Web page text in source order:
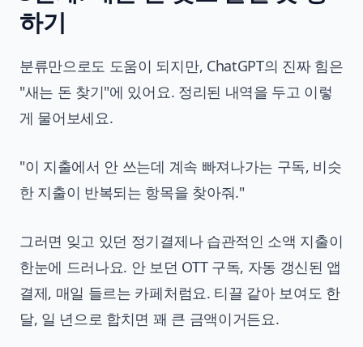
하기
분류만으로도 도움이 되지만, ChatGPT의 진짜 힘은
"새는 돈 찾기"에 있어요. 정리된 내역을 두고 이렇
게 물어보세요.
"이 지출에서 안 쓰는데 계속 빠져나가는 구독, 비슷
한 지출이 반복되는 항목을 찾아줘."
그러면 잊고 있던 정기결제나 습관적인 소액 지출이
한눈에 드러나요. 안 보던 OTT 구독, 자동 갱신된 앱
결제, 매일 들르는 카페처럼요. 티끌 같아 보여도 한
달, 일 년으로 합치면 꽤 큰 금액이거든요.